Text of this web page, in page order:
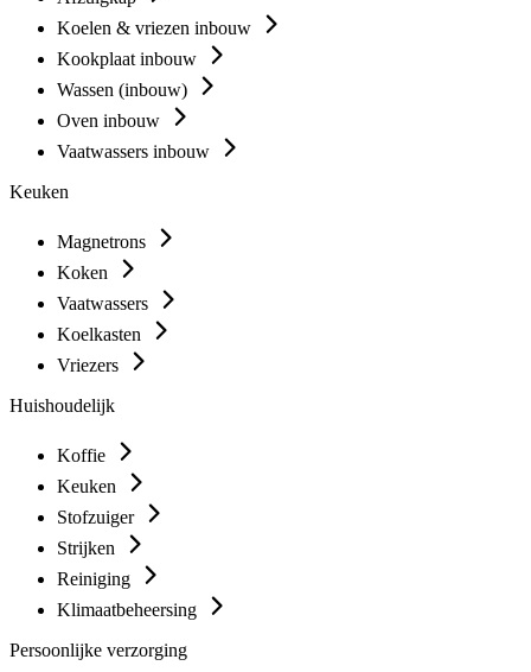
Koelen & vriezen inbouw
Kookplaat inbouw
Wassen (inbouw)
Oven inbouw
Vaatwassers inbouw
Keuken
Magnetrons
Koken
Vaatwassers
Koelkasten
Vriezers
Huishoudelijk
Koffie
Keuken
Stofzuiger
Strijken
Reiniging
Klimaatbeheersing
Persoonlijke verzorging